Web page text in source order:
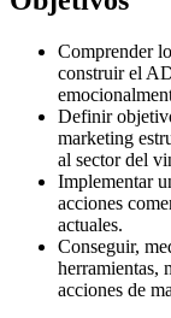
Comprender
construir el
Definir
marketing
al sector del
Implementar
acciones
actuales.
Conseguir,
herramientas,
acciones de